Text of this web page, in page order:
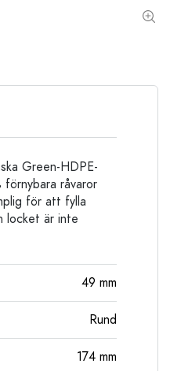
Green-HDPE-
råvaror
för att fylla
locket är inte
49 mm
Rund
174 mm